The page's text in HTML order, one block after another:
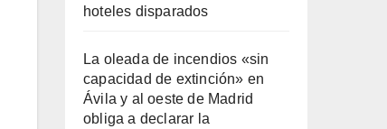
hoteles disparados
La oleada de incendios «sin
capacidad de extinción» en
Ávila y al oeste de Madrid
obliga a declarar la